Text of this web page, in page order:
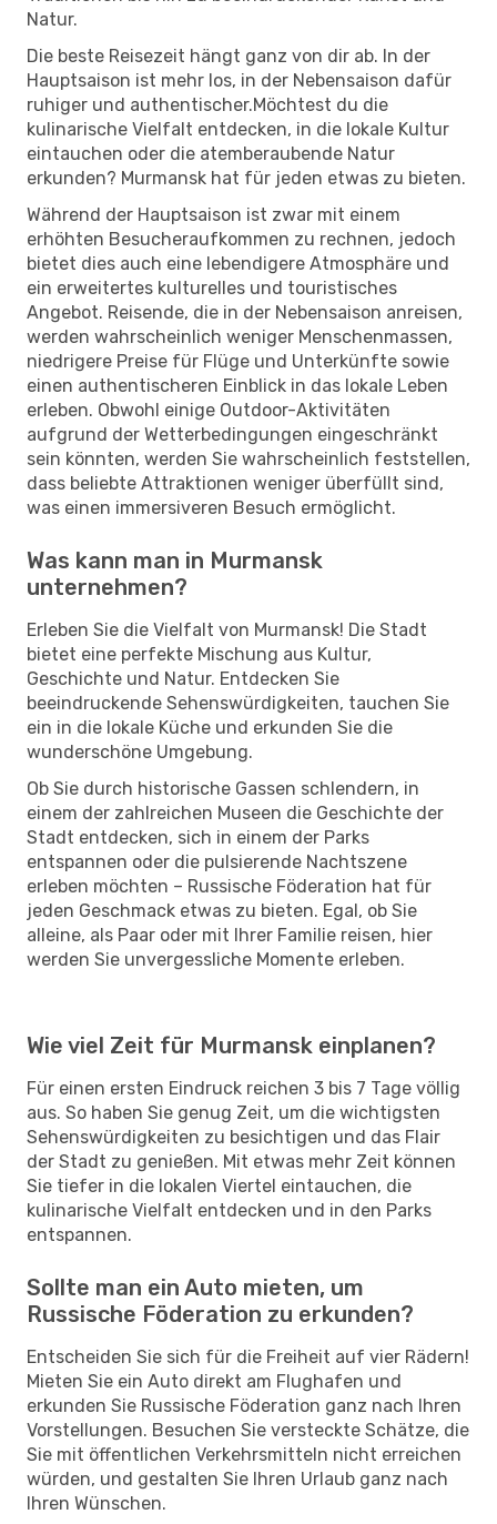
Natur.
Die beste Reisezeit hängt ganz von dir ab. In der
Hauptsaison ist mehr los, in der Nebensaison dafür
ruhiger und authentischer.Möchtest du die
kulinarische Vielfalt entdecken, in die lokale Kultur
eintauchen oder die atemberaubende Natur
erkunden? Murmansk hat für jeden etwas zu bieten.
Während der Hauptsaison ist zwar mit einem
erhöhten Besucheraufkommen zu rechnen, jedoch
bietet dies auch eine lebendigere Atmosphäre und
ein erweitertes kulturelles und touristisches
Angebot. Reisende, die in der Nebensaison anreisen,
werden wahrscheinlich weniger Menschenmassen,
niedrigere Preise für Flüge und Unterkünfte sowie
einen authentischeren Einblick in das lokale Leben
erleben. Obwohl einige Outdoor-Aktivitäten
aufgrund der Wetterbedingungen eingeschränkt
sein könnten, werden Sie wahrscheinlich feststellen,
dass beliebte Attraktionen weniger überfüllt sind,
was einen immersiveren Besuch ermöglicht.
Was kann man in Murmansk
unternehmen?
Erleben Sie die Vielfalt von Murmansk! Die Stadt
bietet eine perfekte Mischung aus Kultur,
Geschichte und Natur. Entdecken Sie
beeindruckende Sehenswürdigkeiten, tauchen Sie
ein in die lokale Küche und erkunden Sie die
wunderschöne Umgebung.
Ob Sie durch historische Gassen schlendern, in
einem der zahlreichen Museen die Geschichte der
Stadt entdecken, sich in einem der Parks
entspannen oder die pulsierende Nachtszene
erleben möchten – Russische Föderation hat für
jeden Geschmack etwas zu bieten. Egal, ob Sie
alleine, als Paar oder mit Ihrer Familie reisen, hier
werden Sie unvergessliche Momente erleben.
Wie viel Zeit für Murmansk einplanen?
Für einen ersten Eindruck reichen 3 bis 7 Tage völlig
aus. So haben Sie genug Zeit, um die wichtigsten
Sehenswürdigkeiten zu besichtigen und das Flair
der Stadt zu genießen. Mit etwas mehr Zeit können
Sie tiefer in die lokalen Viertel eintauchen, die
kulinarische Vielfalt entdecken und in den Parks
entspannen.
Sollte man ein Auto mieten, um
Russische Föderation zu erkunden?
Entscheiden Sie sich für die Freiheit auf vier Rädern!
Mieten Sie ein Auto direkt am Flughafen und
erkunden Sie Russische Föderation ganz nach Ihren
Vorstellungen. Besuchen Sie versteckte Schätze, die
Sie mit öffentlichen Verkehrsmitteln nicht erreichen
würden, und gestalten Sie Ihren Urlaub ganz nach
Ihren Wünschen.